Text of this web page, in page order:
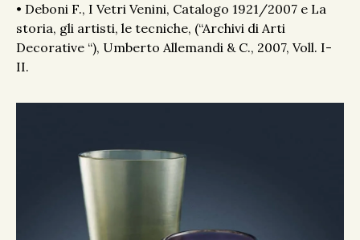
• Deboni F., I Vetri Venini, Catalogo 1921/2007 e La
storia, gli artisti, le tecniche, (“Archivi di Arti
Decorative “), Umberto Allemandi & C., 2007, Voll. I-
II.